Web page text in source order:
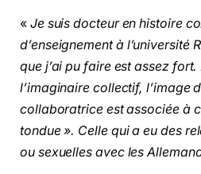
« Je suis docteur en histoire
d’enseignement à l’université
que j’ai pu faire est assez
l’imaginaire collectif, l’image
collaboratrice est associée à
tondue ». Celle qui a eu des
ou sexuelles avec les